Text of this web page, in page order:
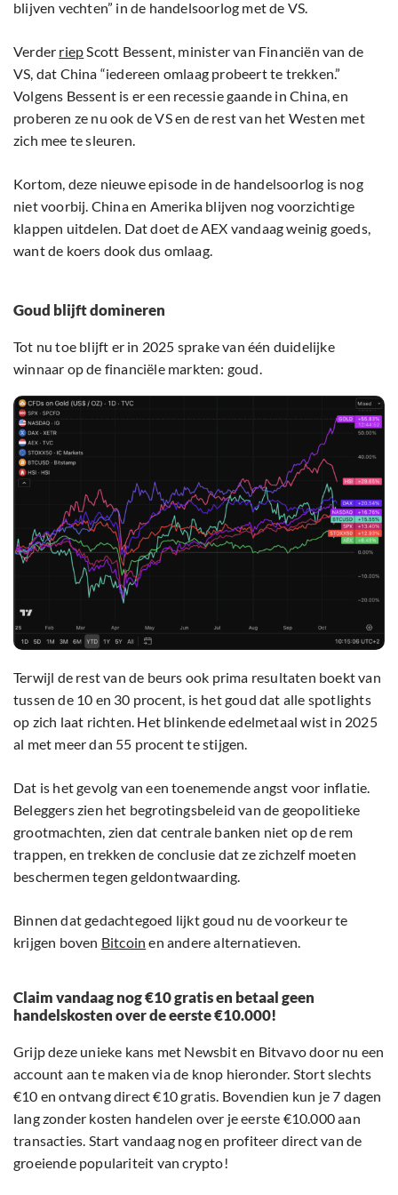
blijven vechten” in de handelsoorlog met de VS.
Verder riepScott Bessent, minister van Financiën van de
VS, dat China “iedereen omlaag probeert te trekken.”
Volgens Bessent is er een recessie gaande in China, en
proberen ze nu ook de VS en de rest van het Westen met
zich mee te sleuren.
Kortom, deze nieuwe episode in de handelsoorlog is nog
niet voorbij. China en Amerika blijven nog voorzichtige
klappen uitdelen. Dat doet de AEX vandaag weinig goeds,
want de koers dook dus omlaag.
Goud blijft domineren
Tot nu toe blijft er in 2025 sprake van één duidelijke
winnaar op de financiële markten: goud.
Terwijl de rest van de beurs ook prima resultaten boekt van
tussen de 10 en 30 procent, is het goud dat alle spotlights
op zich laat richten. Het blinkende edelmetaal wist in 2025
al met meer dan 55 procent te stijgen.
Dat is het gevolg van een toenemende angst voor inflatie.
Beleggers zien het begrotingsbeleid van de geopolitieke
grootmachten, zien dat centrale banken niet op de rem
trappen, en trekken de conclusie dat ze zichzelf moeten
beschermen tegen geldontwaarding.
Binnen dat gedachtegoed lijkt goud nu de voorkeur te
krijgen boven Bitcoin en andere alternatieven.
Claim vandaag nog €10 gratis en betaal geen
handelskosten over de eerste €10.000!
Grijp deze unieke kans met Newsbit en Bitvavo door nu een
account aan te maken via de knop hieronder. Stort slechts
€10 en ontvang direct €10 gratis. Bovendien kun je 7 dagen
lang zonder kosten handelen over je eerste €10.000 aan
transacties. Start vandaag nog en profiteer direct van de
groeiende populariteit van crypto!